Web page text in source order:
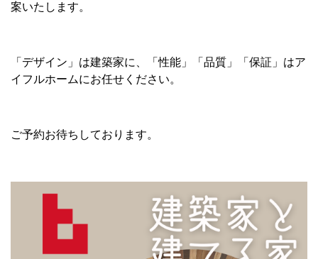
案いたします。
「デザイン」は建築家に、「性能」「品質」「保証」はア
イフルホームにお任せください。
ご予約お待ちしております。